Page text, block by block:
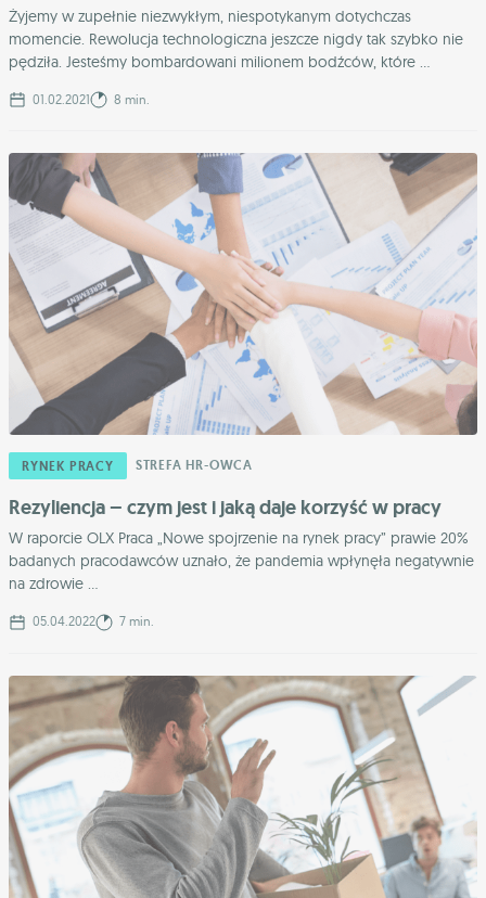
Żyjemy w zupełnie niezwykłym, niespotykanym dotychczas
momencie. Rewolucja technologiczna jeszcze nigdy tak szybko nie
pędziła. Jesteśmy bombardowani milionem bodźców, które ...
01.02.2021 8 min.
RYNEK PRACY STREFA HR-OWCA
Rezyliencja – czym jest i jaką daje korzyść w pracy
W raporcie OLX Praca „Nowe spojrzenie na rynek pracy” prawie 20%
badanych pracodawców uznało, że pandemia wpłynęła negatywnie
na zdrowie ...
05.04.2022 7 min.